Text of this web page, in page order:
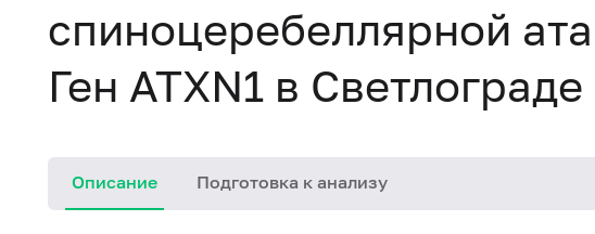
спиноцеребеллярной
Ген ATXN1 в Светлограде
Описание Подготовка к анализу